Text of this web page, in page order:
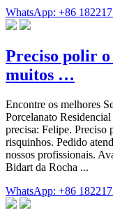
WhatsApp: +86
Preciso polir o
muitos …
Encontre os melhores
Porcelanato
precisa: Felipe. Preciso
risquinhos. Pedido
nossos profissionais.
Bidart da Rocha ...
WhatsApp: +86